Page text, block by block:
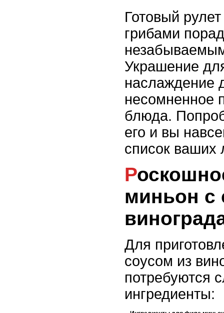
Готовый
грибами
Украшение
наслаждение
несомненное
блюда.
его и вы
список
Роскошное: Филе
миньон с
Для
соусом из
потребуются
ингредиенты: